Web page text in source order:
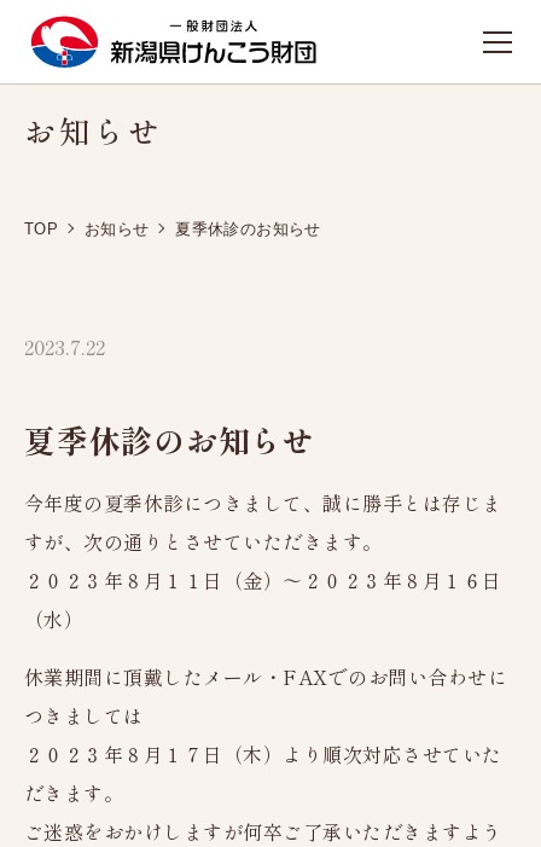
TOPへ戻る
西新潟健診プラザ
人間ドック
レディースドック
脳（MRI）ドック
健康診断
協会けんぽ
定期健康診断Aコース
お知らせ
TOP お知らせ 夏季休診のお知らせ
2023.7.22
夏季休診のお知らせ
今年度の夏季休診につきまして、誠に勝手とは存じま
すが、次の通りとさせていただきます。
２０２３年８月１１日（金）～２０２３年８月１６日
（水）
休業期間に頂戴したメール・FAXでのお問い合わせに
つきましては
２０２３年８月１７日（木）より順次対応させていた
だきます。
ご迷惑をおかけしますが何卒ご了承いただきますよう